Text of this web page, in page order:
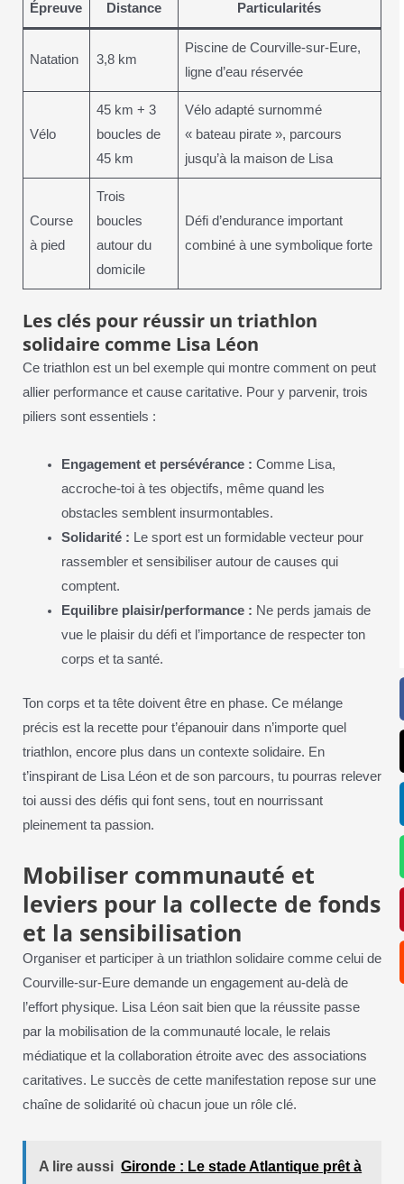
Épreuve Distance Particularités
Natation 3,8 km
Piscine de Courville-sur-Eure,
ligne d’eau réservée
Vélo
45 km + 3
boucles de
45 km
Vélo adapté surnommé
« bateau pirate », parcours
jusqu’à la maison de Lisa
Course
à pied
Trois
boucles
autour du
domicile
Défi d’endurance important
combiné à une symbolique forte
Les clés pour réussir un triathlon
solidaire comme Lisa Léon
Ce triathlon est un bel exemple qui montre comment on peut
allier performance et cause caritative. Pour y parvenir, trois
piliers sont essentiels :
Engagement et persévérance : Comme Lisa,
accroche-toi à tes objectifs, même quand les
obstacles semblent insurmontables.
Solidarité : Le sport est un formidable vecteur pour
rassembler et sensibiliser autour de causes qui
comptent.
Equilibre plaisir/performance : Ne perds jamais de
vue le plaisir du défi et l’importance de respecter ton
corps et ta santé.
Ton corps et ta tête doivent être en phase. Ce mélange
précis est la recette pour t’épanouir dans n’importe quel
triathlon, encore plus dans un contexte solidaire. En
t’inspirant de Lisa Léon et de son parcours, tu pourras relever
toi aussi des défis qui font sens, tout en nourrissant
pleinement ta passion.
Mobiliser communauté et
leviers pour la collecte de fonds
et la sensibilisation
Organiser et participer à un triathlon solidaire comme celui de
Courville-sur-Eure demande un engagement au-delà de
l’effort physique. Lisa Léon sait bien que la réussite passe
par la mobilisation de la communauté locale, le relais
médiatique et la collaboration étroite avec des associations
caritatives. Le succès de cette manifestation repose sur une
chaîne de solidarité où chacun joue un rôle clé.
A lire aussi Gironde : Le stade Atlantique prêt à